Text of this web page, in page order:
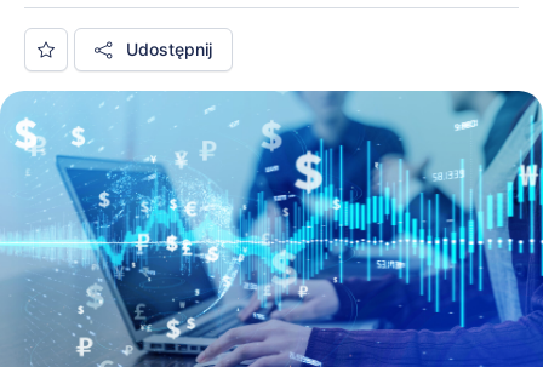
Udostępnij